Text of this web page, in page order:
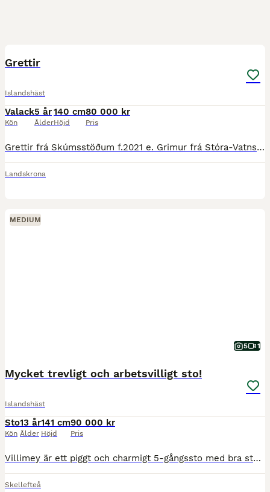
Grettir
Islandshäst
Valack
Kön
5 år
Ålder
140 cm
Höjd
80 000 kr
Pris
Grettir frá Skúmsstöðum f.2021 e. Grimur frá Stóra-Vatnsskarði u. Fetta frá Skúmsstöðum Grettir är en trevlig fyrgångsvalack med stora fina grund gångarter. Töltar fint kortare sträckor men kräver me
Landskrona
MEDIUM
5 1
Mycket trevligt och arbetsvilligt sto!
Islandshäst
Sto
Kön
13 år
Ålder
141 cm
Höjd
90 000 kr
Pris
Villimey är ett piggt och charmigt 5-gångssto med bra stam, 141 cm hög. Hon har jämna, taktrena och välseparerade gångarter med aktion. Hon är pigg att rida men är samtidigt väldigt kontrollerbar och
Skellefteå